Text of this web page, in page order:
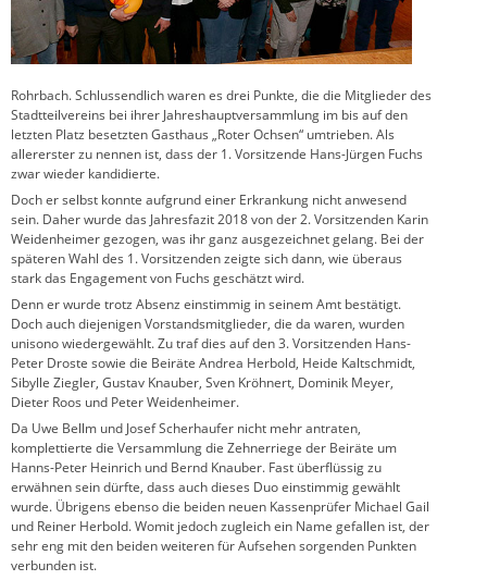
Rohrbach. Schlussendlich waren es drei Punkte, die die Mitglieder des
Stadtteilvereins bei ihrer Jahreshauptversammlung im bis auf den
letzten Platz besetzten Gasthaus „Roter Ochsen“ umtrieben. Als
allererster zu nennen ist, dass der 1. Vorsitzende Hans-Jürgen Fuchs
zwar wieder kandidierte.
Doch er selbst konnte aufgrund einer Erkrankung nicht anwesend
sein. Daher wurde das Jahresfazit 2018 von der 2. Vorsitzenden Karin
Weidenheimer gezogen, was ihr ganz ausgezeichnet gelang. Bei der
späteren Wahl des 1. Vorsitzenden zeigte sich dann, wie überaus
stark das Engagement von Fuchs geschätzt wird.
Denn er wurde trotz Absenz einstimmig in seinem Amt bestätigt.
Doch auch diejenigen Vorstandsmitglieder, die da waren, wurden
unisono wiedergewählt. Zu traf dies auf den 3. Vorsitzenden Hans-
Peter Droste sowie die Beiräte Andrea Herbold, Heide Kaltschmidt,
Sibylle Ziegler, Gustav Knauber, Sven Kröhnert, Dominik Meyer,
Dieter Roos und Peter Weidenheimer.
Da Uwe Bellm und Josef Scherhaufer nicht mehr antraten,
komplettierte die Versammlung die Zehnerriege der Beiräte um
Hanns-Peter Heinrich und Bernd Knauber. Fast überflüssig zu
erwähnen sein dürfte, dass auch dieses Duo einstimmig gewählt
wurde. Übrigens ebenso die beiden neuen Kassenprüfer Michael Gail
und Reiner Herbold. Womit jedoch zugleich ein Name gefallen ist, der
sehr eng mit den beiden weiteren für Aufsehen sorgenden Punkten
verbunden ist.